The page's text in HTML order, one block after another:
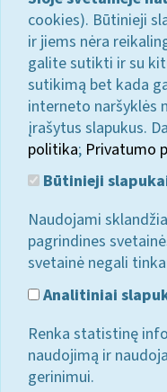
cookies). Būtinieji
ir jiems nėra
galite sutikti ir su
sutikimą bet kada
interneto naršyklės
įrašytus slapukus.
politika; Privatumo
Būtinieji
Naudojami
pagrindines
svetainė negali
Analitiniai
Renka statistinę
naudojimą ir
gerinimui.